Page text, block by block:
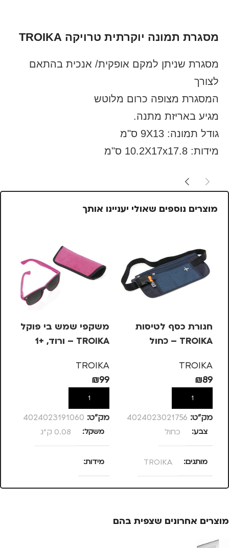
מסגרת תמונה יוקרתית טרויקה TROIKA
מסגרת שניתן למקם אופקית/ אנכית בהתאם
לצורך
המסגרת מצופה כרום מלוטש
מגיע באריזת מתנה.
גודל תמונה: 9X13 ס"מ
מידות: 10.2X17x17.8 ס"מ
מוצרים נוספים שאולי יעניינו אותך
חגורת כסף לטיסות
TROIKA – כחול
TROIKA
₪89
הוספה לסל
מק”ט: 4024023021756
צבע כחול
מותגים TROIKA
מתאים ל
גברים ,חיילים ,טיולים
משקפי שמש בי פוקל
TROIKA – ורוד, +1
TROIKA
₪99
הוספה לסל
מק”ט: 4024023191060
משקל 0.08 ק"ג
מידות
25 × 13.5 × 4
מוצרים אחרונים שצפית בהם